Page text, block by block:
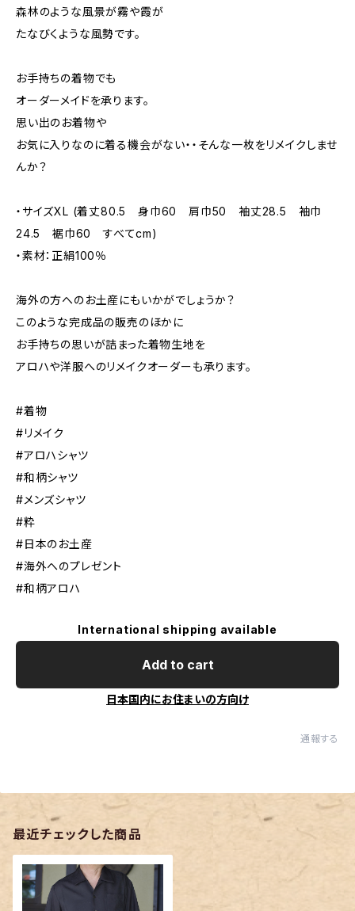
森林のような風景が霧や霞が
たなびくような風勢です。
お手持ちの着物でも
オーダーメイドを承ります。
思い出のお着物や
お気に入りなのに着る機会がない・・そんな一枚をリメイクしませ
んか？
・サイズXL (着丈80.5 身巾60 肩巾50 袖丈28.5 袖巾
24.5 裾巾60 すべてcm)
・素材：正絹100％
海外の方へのお土産にもいかがでしょうか？
このような完成品の販売のほかに
お手持ちの思いが詰まった着物生地を
アロハや洋服へのリメイクオーダーも承ります。
#着物
#リメイク
#アロハシャツ
#和柄シャツ
#メンズシャツ
#粋
#日本のお土産
#海外へのプレゼント
#和柄アロハ
International shipping available
Add to cart
日本国内にお住まいの方向け
通報する
最近チェックした商品